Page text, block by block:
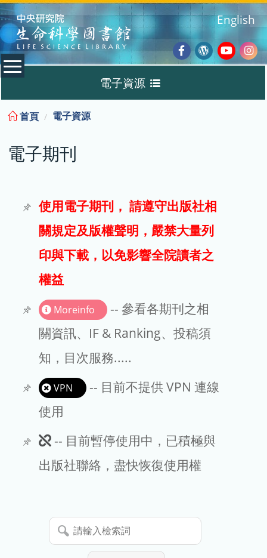
:::
Facebook
Wordpress
English
電子資源
電子期刊
試用
文章處理費
EndNote
首頁 電子資源
電子期刊
使用電子期刊， 請遵守出版社相
關規定及版權聲明，嚴禁大量列
印與下載，以免影響全院讀者之
權益
Moreinfo
-- 參看各期刊之相
關資訊、IF & Ranking、投稿須
知，目次服務.....
VPN
-- 目前不提供 VPN 連線
使用
此
期
暫
停
-- 目前暫停使用中，已積極與
出版社聯絡，盡快恢復使用權
請
輸